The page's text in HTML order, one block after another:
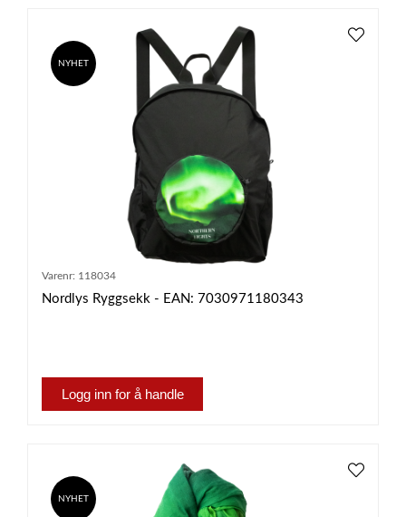
NYHET
Varenr: 118034
Nordlys Ryggsekk - EAN: 7030971180343
Logg inn for å handle
NYHET